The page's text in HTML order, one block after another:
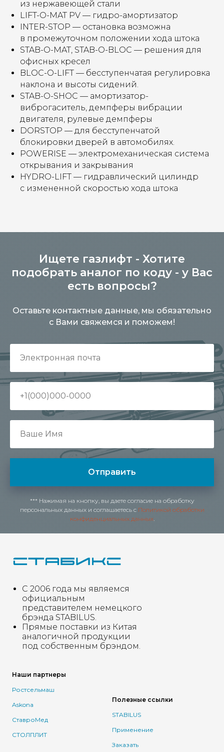
из нержавеющей стали
LIFT-O-MAT PV — гидро-амортизатор
INTER-STOP — остановка возможна
в промежуточном положении хода штока
STAB-O-MAT, STAB-O-BLOC — решения для
офисных кресел
BLOC-O-LIFT — бесступенчатая регулировка
наклона и высоты сидений.
STAB-O-SHOC — амортизатор-
виброгаситель, демпферы вибрации
двигателя, рулевые демпферы
DORSTOP — для бесступенчатой ​​
блокировки дверей в автомобилях.
POWERISE — электромеханическая система
открывания и закрывания
HYDRO-LIFT — гидравлический цилиндр
с измененной скоростью хода штока
Ищете газлифт - Хотите
подобрать аналог по коду - у Вас
есть вопросы?
Оставьте контактные данные, мы обязательно
с Вами свяжемся и поможем!
Отправить
*** Нажимая на кнопку, вы даете согласие на обработку
персональных данных и соглашаетесь c Политикой обработки
конфиденциальных данных.
С 2006 года мы являемся
официальным
представителем немецкого
брэнда STABILUS.
Прямые поставки из Китая
аналогичной продукции
под собственным брэндом.
Наши партнеры
Ростсельмаш
Askona
СтавроМед
СТОЛПЛИТ
Полезные ссылки
STABILUS
Применение
Заказать